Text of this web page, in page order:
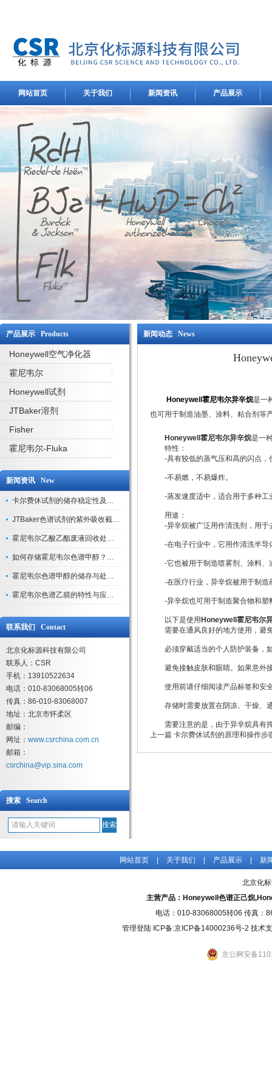
网站首页 关于我们 新闻资讯 产品展示
产品展示 Products
Honeywell空气净化器
霍尼韦尔
Honeywell试剂
JTBaker溶剂
Fisher
霍尼韦尔-Fluka
新闻资讯 New
卡尔费休试剂的储存稳定性及开封后有效期验证
JTBaker色谱试剂的紫外吸收截止波长与背景干扰
霍尼韦尔乙酸乙酯废液回收处理方法与环保处置建议
如何存储霍尼韦尔色谱甲醇？避光、密封、远离火源
霍尼韦尔色谱甲醇的储存与处理注意事项
霍尼韦尔色谱乙腈的特性与应用领域解析
联系我们 Contact
北京化标源科技有限公司
联系人：CSR
手机：13910522634
电话：010-83068005转06
传真：86-010-83068007
地址：北京市怀柔区
邮编：
网址： www.csrchina.com.cn
邮箱：
csrchina@vip.sina.com
搜索 Search
新闻动态 News
Honeywell霍尼韦尔异辛烷是一
也可用于制造油墨、涂料、粘合剂等
Honeywell霍尼韦尔异辛烷是一
特性：
-具有较低的蒸气压和高的闪点，
-不易燃，不易爆炸。
-蒸发速度适中，适合用于多种工
用途：
-异辛烷被广泛用作清洗剂，用于
-在电子行业中，它用作清洗半导
-它也被用于制造喷雾剂、涂料、
-在医疗行业，异辛烷被用于制造
-异辛烷也可用于制造聚合物和塑
以下是使用 Honeywell霍尼韦尔
需要在通风良好的地方使用，避
必须穿戴适当的个人防护装备，
避免接触皮肤和眼睛。如果意外接
使用前请仔细阅读产品标签和安
存储时需要放置在阴凉、干燥、通
需要注意的是，由于异辛烷具有挥
上一篇 卡尔费休试剂的原理和操作步
网站首页 关于我们 产品展示 新
北京化
主营产品：Honeywell色谱正己烷
电话：010-83068005转06 传真：
管理登陆ICP备:京ICP备14000236号-2 技术
京公网安备